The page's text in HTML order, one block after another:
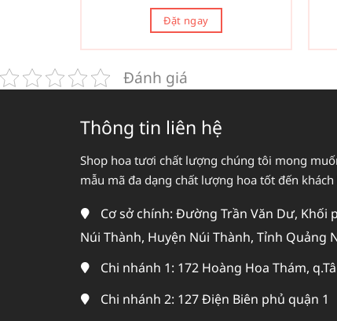
Đặt ngay
Đánh giá
Thông tin liên hệ
Shop hoa tươi chất lượng chúng tôi mong
mẫu mã đa dạng chất lượng hoa tốt đến khách
Cơ sở chính: Đường Trần Văn Dư, Khối
Núi Thành, Huyện Núi Thành, Tỉnh Quảng
Chi nhánh 1: 172 Hoàng Hoa Thám,
Chi nhánh 2: 127 Điện Biên phủ quận 1